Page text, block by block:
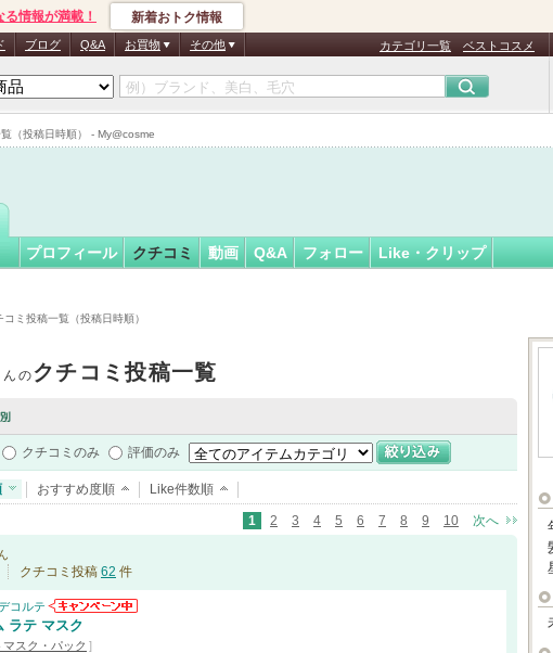
（投稿日時順） - My@cosme
情報が満載！ 新着おトク情報
ブログ Q&A お買物 その他 カテゴリ一覧 ベストコスメ
8322さん
プロフィール クチコミ 動画 Q&A フォロー Like・クリップ
ミ投稿一覧（投稿日時順）
んのクチコミ投稿一覧
クチコミのみ 評価のみ
おすすめ度順 Like件数順
1 2 3 4 5 6 7 8 9 10 次へ
クチコミ投稿 62 件
コルテ
ラテ マスク
マスク・パック ]